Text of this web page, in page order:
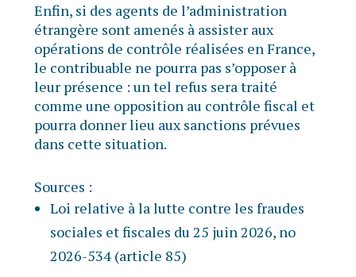
Enfin, si des agents de l’administration
étrangère sont amenés à assister aux
opérations de contrôle réalisées en France,
le contribuable ne pourra pas s’opposer à
leur présence : un tel refus sera traité
comme une opposition au contrôle fiscal et
pourra donner lieu aux sanctions prévues
dans cette situation.
Sources :
Loi relative à la lutte contre les fraudes
sociales et fiscales du 25 juin 2026, no
2026-534 (article 85)